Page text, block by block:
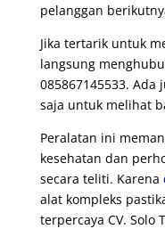
pelanggan
Jika tertarik untuk
langsung
085867145533.
saja untuk melihat
Peralatan ini
kesehatan dan
secara teliti. Karena
alat kompleks
terpercaya CV. Solo